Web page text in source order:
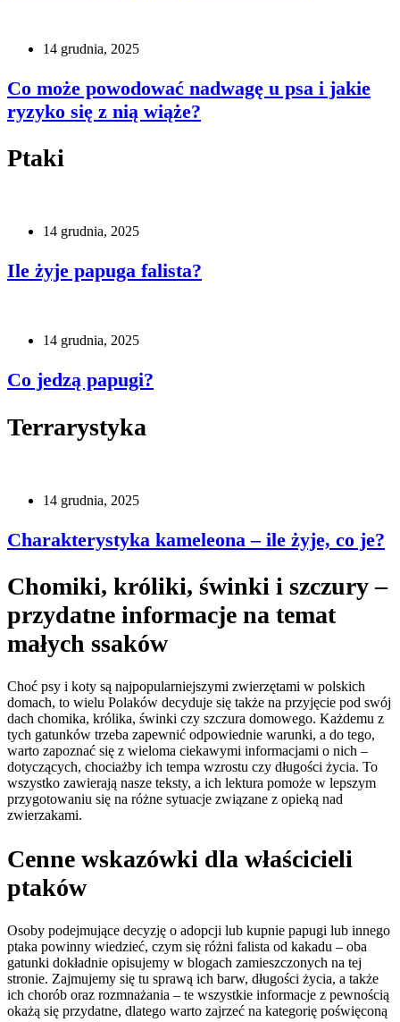
14 grudnia, 2025
Co może powodować nadwagę u psa i jakie
ryzyko się z nią wiąże?
Ptaki
14 grudnia, 2025
Ile żyje papuga falista?
14 grudnia, 2025
Co jedzą papugi?
Terrarystyka
14 grudnia, 2025
Charakterystyka kameleona – ile żyje, co je?
Chomiki, króliki, świnki i szczury –
przydatne informacje na temat
małych ssaków
Choć psy i koty są najpopularniejszymi zwierzętami w polskich
domach, to wielu Polaków decyduje się także na przyjęcie pod swój
dach chomika, królika, świnki czy szczura domowego. Każdemu z
tych gatunków trzeba zapewnić odpowiednie warunki, a do tego,
warto zapoznać się z wieloma ciekawymi informacjami o nich –
dotyczących, chociażby ich tempa wzrostu czy długości życia. To
wszystko zawierają nasze teksty, a ich lektura pomoże w lepszym
przygotowaniu się na różne sytuacje związane z opieką nad
zwierzakami.
Cenne wskazówki dla właścicieli
ptaków
Osoby podejmujące decyzję o adopcji lub kupnie papugi lub innego
ptaka powinny wiedzieć, czym się różni falista od kakadu – oba
gatunki dokładnie opisujemy w blogach zamieszczonych na tej
stronie. Zajmujemy się tu sprawą ich barw, długości życia, a także
ich chorób oraz rozmnażania – te wszystkie informacje z pewnością
okażą się przydatne, dlatego warto zajrzeć na kategorię poświęconą